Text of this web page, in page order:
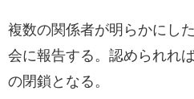
複数の関係者が明らかにし
会に報告する。認められれ
の閉鎖となる。